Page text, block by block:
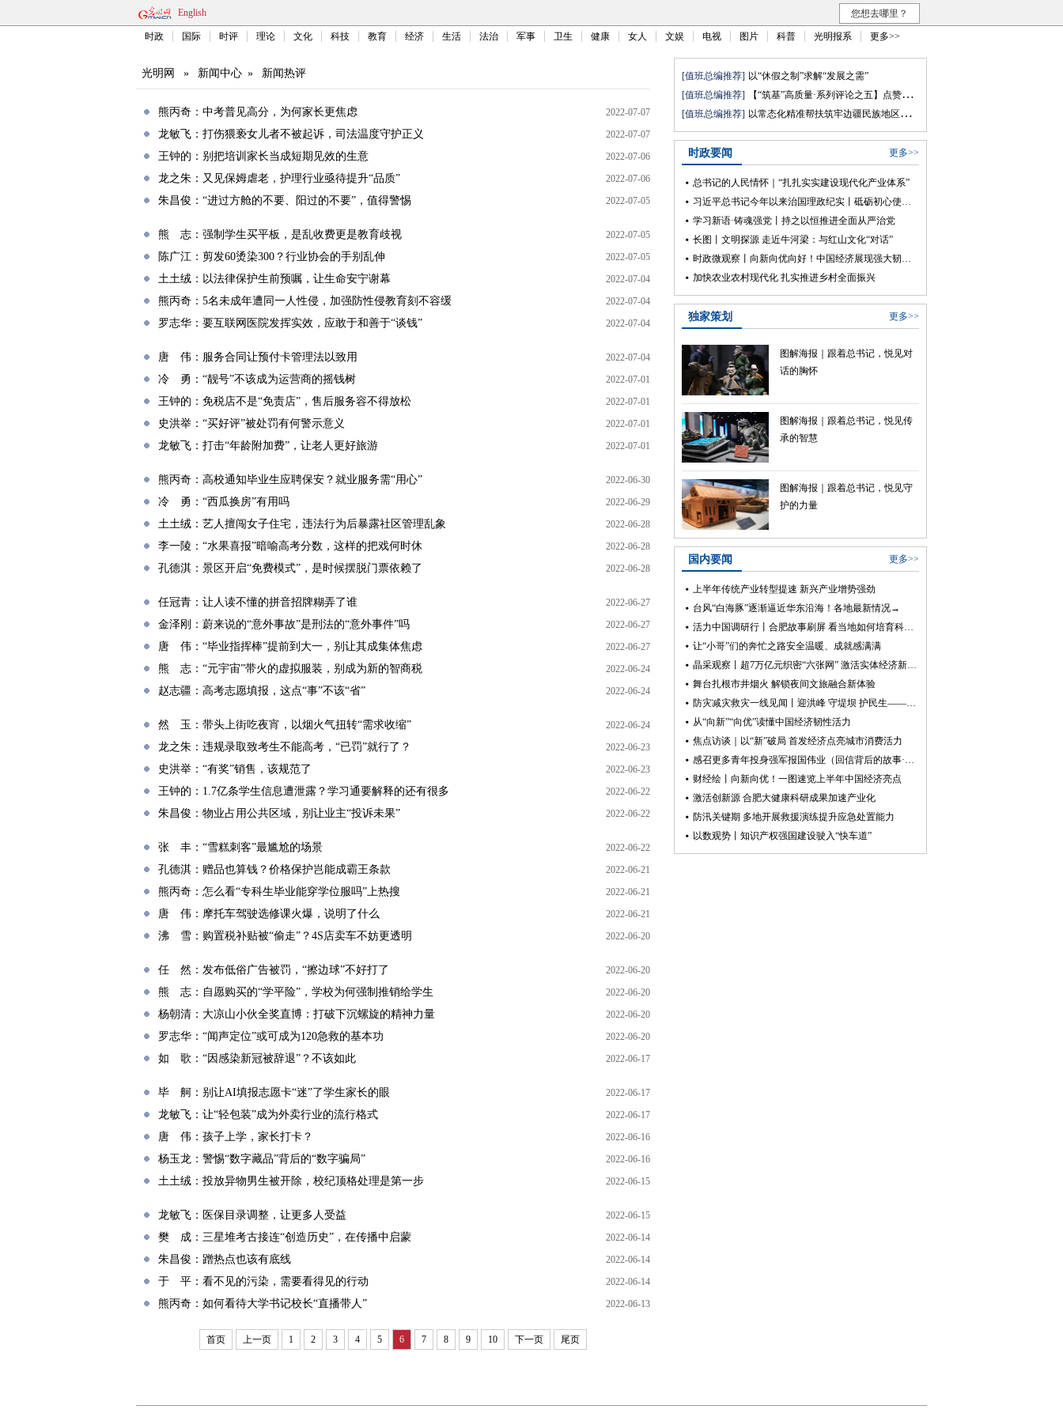
English 您想去哪里？
时政 国际 时评 理论 文化 科技 教育 经济 生活 法治 军事 卫生 健康 女人 文娱 电视 图片 科普 光明报系 更多>>
光明网 » 新闻中心 » 新闻热评
熊丙奇：中考普见高分，为何家长更焦虑 2022-07-07
龙敏飞：打伤猥亵女儿者不被起诉，司法温度守护正义 2022-07-07
王钟的：别把培训家长当成短期见效的生意 2022-07-06
龙之朱：又见保姆虐老，护理行业亟待提升“品质” 2022-07-06
朱昌俊：“进过方舱的不要、阳过的不要”，值得警惕 2022-07-05
熊 志：强制学生买平板，是乱收费更是教育歧视 2022-07-05
陈广江：剪发60烫染300？行业协会的手别乱伸 2022-07-05
土土绒：以法律保护生前预嘱，让生命安宁谢幕 2022-07-04
熊丙奇：5名未成年遭同一人性侵，加强防性侵教育刻不容缓 2022-07-04
罗志华：要互联网医院发挥实效，应敢于和善于“谈钱” 2022-07-04
唐 伟：服务合同让预付卡管理法以致用 2022-07-04
冷 勇：“靓号”不该成为运营商的摇钱树 2022-07-01
王钟的：免税店不是“免责店”，售后服务容不得放松 2022-07-01
史洪举：“买好评”被处罚有何警示意义 2022-07-01
龙敏飞：打击“年龄附加费”，让老人更好旅游 2022-07-01
熊丙奇：高校通知毕业生应聘保安？就业服务需“用心” 2022-06-30
冷 勇：“西瓜换房”有用吗 2022-06-29
土土绒：艺人擅闯女子住宅，违法行为后暴露社区管理乱象 2022-06-28
李一陵：“水果喜报”暗喻高考分数，这样的把戏何时休 2022-06-28
孔德淇：景区开启“免费模式”，是时候摆脱门票依赖了 2022-06-28
任冠青：让人读不懂的拼音招牌糊弄了谁 2022-06-27
金泽刚：蔚来说的“意外事故”是刑法的“意外事件”吗 2022-06-27
唐 伟：“毕业指挥棒”提前到大一，别让其成集体焦虑 2022-06-27
熊 志：“元宇宙”带火的虚拟服装，别成为新的智商税 2022-06-24
赵志疆：高考志愿填报，这点“事”不该“省” 2022-06-24
然 玉：带头上街吃夜宵，以烟火气扭转“需求收缩” 2022-06-24
龙之朱：违规录取致考生不能高考，“已罚”就行了？ 2022-06-23
史洪举：“有奖”销售，该规范了 2022-06-23
王钟的：1.7亿条学生信息遭泄露？学习通要解释的还有很多 2022-06-22
朱昌俊：物业占用公共区域，别让业主“投诉未果” 2022-06-22
张 丰：“雪糕刺客”最尴尬的场景 2022-06-22
孔德淇：赠品也算钱？价格保护岂能成霸王条款 2022-06-21
熊丙奇：怎么看“专科生毕业能穿学位服吗”上热搜 2022-06-21
唐 伟：摩托车驾驶选修课火爆，说明了什么 2022-06-21
沸 雪：购置税补贴被“偷走”？4S店卖车不妨更透明 2022-06-20
任 然：发布低俗广告被罚，“擦边球”不好打了 2022-06-20
熊 志：自愿购买的“学平险”，学校为何强制推销给学生 2022-06-20
杨朝清：大凉山小伙全奖直博：打破下沉螺旋的精神力量 2022-06-20
罗志华：“闻声定位”或可成为120急救的基本功 2022-06-20
如 歌：“因感染新冠被辞退”？不该如此 2022-06-17
毕 舸：别让AI填报志愿卡“迷”了学生家长的眼 2022-06-17
龙敏飞：让“轻包装”成为外卖行业的流行格式 2022-06-17
唐 伟：孩子上学，家长打卡？ 2022-06-16
杨玉龙：警惕“数字藏品”背后的“数字骗局” 2022-06-16
土土绒：投放异物男生被开除，校纪顶格处理是第一步 2022-06-15
龙敏飞：医保目录调整，让更多人受益 2022-06-15
樊 成：三星堆考古接连“创造历史”，在传播中启蒙 2022-06-14
朱昌俊：蹭热点也该有底线 2022-06-14
于 平：看不见的污染，需要看得见的行动 2022-06-14
熊丙奇：如何看待大学书记校长“直播带人” 2022-06-13
首页 上一页 1 2 3 4 5 6 7 8 9 10 下一页 尾页